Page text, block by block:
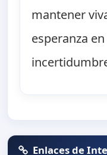
mantener
esperanza
Enlaces de